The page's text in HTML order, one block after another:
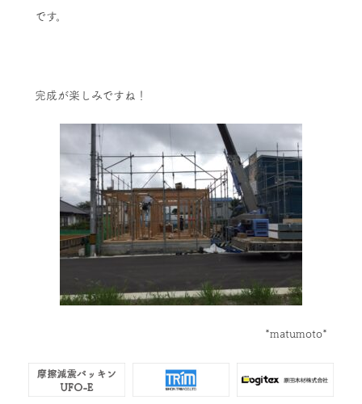
です。
完成が楽しみですね！
*matumoto*